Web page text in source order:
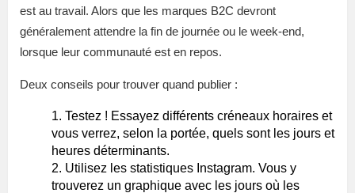
est au travail. Alors que les marques B2C devront
généralement attendre la fin de journée ou le week-end,
lorsque leur communauté est en repos.
Deux conseils pour trouver quand publier :
Testez ! Essayez différents créneaux horaires et
vous verrez, selon la portée, quels sont les jours et
heures déterminants.
Utilisez les statistiques Instagram. Vous y
trouverez un graphique avec les jours où les